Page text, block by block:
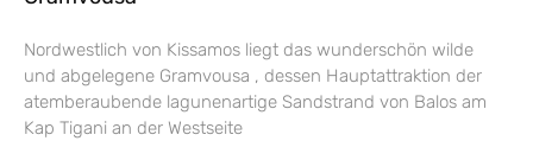
Nordwestlich von Kissamos liegt das wunderschön wilde
und abgelegene Gramvousa , dessen Hauptattraktion der
atemberaubende lagunenartige Sandstrand von Balos am
Kap Tigani an der Westseite